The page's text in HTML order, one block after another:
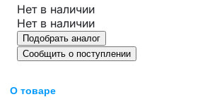
Нет в наличии
Нет в наличии
Подобрать аналог
Сообщить о поступлении
О товаре